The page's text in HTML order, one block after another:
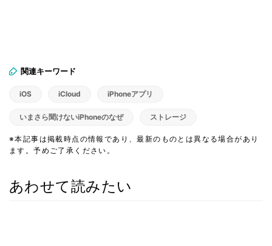
関連キーワード
iOS iCloud iPhoneアプリ
いまさら聞けないiPhoneのなぜ ストレージ
※本記事は掲載時点の情報であり、最新のものとは異なる場合があり
ます。予めご了承ください。
あわせて読みたい